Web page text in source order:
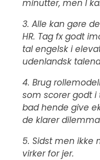
minutter, men I
3. Alle kan gøre
HR. Tag fx godt
tal engelsk i
udenlandsk
4. Brug
som scorer godt i
bad hende give
de klarer
5. Sidst men ikke
virker for jer.